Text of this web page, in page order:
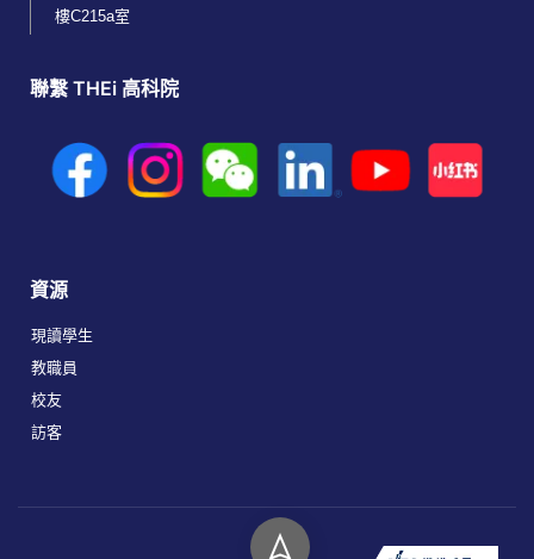
樓C215a室
聯繫 THEi 高科院
資源
現讀學生
教職員
校友
訪客